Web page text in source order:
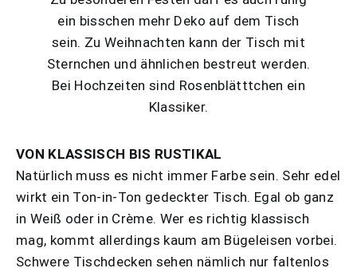
ein bisschen mehr Deko auf dem Tisch
sein. Zu Weihnachten kann der Tisch mit
Sternchen und ähnlichen bestreut werden.
Bei Hochzeiten sind Rosenblätttchen ein
Klassiker.
VON KLASSISCH BIS RUSTIKAL
Natürlich muss es nicht immer Farbe sein. Sehr edel
wirkt ein Ton-in-Ton gedeckter Tisch. Egal ob ganz
in Weiß oder in Crème. Wer es richtig klassisch
mag, kommt allerdings kaum am Bügeleisen vorbei.
Schwere Tischdecken sehen nämlich nur faltenlos